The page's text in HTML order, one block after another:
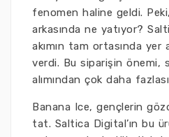
fenomen haline geldi. Peki,
arkasında ne yatıyor?
akımın tam ortasında yer
verdi. Bu siparişin önemi,
alımından çok daha
Banana Ice, gençlerin
tat. Saltica Digital’ın bu